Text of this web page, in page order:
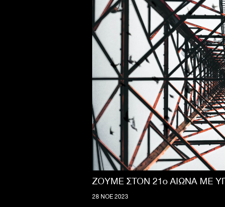
ΖΟΥΜΕ ΣΤΟΝ 21ο ΑΙΩΝΑ ΜΕ
28 ΝΟΕ 2023